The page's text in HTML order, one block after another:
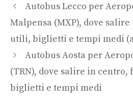
Autobus Lecco per
Malpensa (MXP), dove
utili, biglietti e tempi medi
Autobus Aosta per
(TRN), dove salire in
biglietti e tempi medi